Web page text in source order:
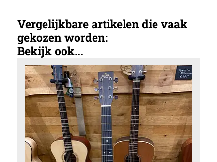
Vergelijkbare artikelen die vaak
gekozen worden:
Bekijk ook...